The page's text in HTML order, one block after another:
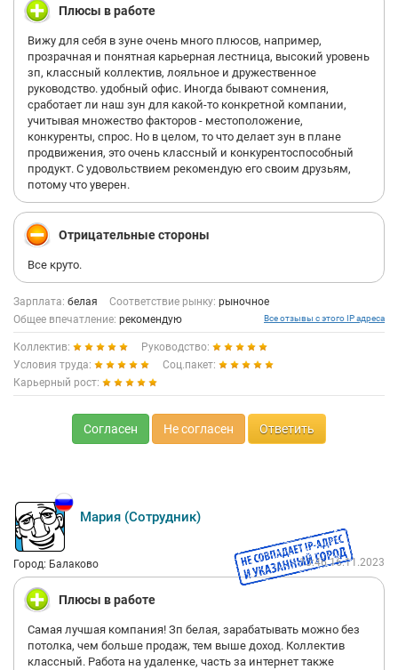
Плюсы в работе
Вижу для себя в зуне очень много плюсов, например,
прозрачная и понятная карьерная лестница, высокий уровень
зп, классный коллектив, лояльное и дружественное
руководство. удобный офис. Иногда бывают сомнения,
сработает ли наш зун для какой-то конкретной компании,
учитывая множество факторов - местоположение,
конкуренты, спрос. Но в целом, то что делает зун в плане
продвижения, это очень классный и конкурентоспособный
продукт. С удовольствием рекомендую его своим друзьям,
потому что уверен.
Отрицательные стороны
Все круто.
Зарплата: белая Соответствие рынку: рыночное
Общее впечатление: рекомендую Все отзывы с этого IP адреса
Коллектив:
Руководство:
Условия труда:
Соц.пакет:
Карьерный рост:
Согласен Не согласен Ответить
Мария (Сотрудник)
Город: Балаково 13:46 16.11.2023
Плюсы в работе
Самая лучшая компания! Зп белая, зарабатывать можно без
потолка, чем больше продаж, тем выше доход. Коллектив
классный. Работа на удаленке, часть за интернет также